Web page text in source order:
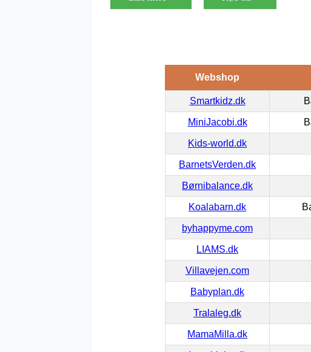
Webshop
Smartkidz.dk
MiniJacobi.dk
Kids-world.dk
BarnetsVerden.dk
Børnibalance.dk
Koalabarn.dk
byhappyme.com
LIAMS.dk
Villavejen.com
Babyplan.dk
Tralaleg.dk
MamaMilla.dk